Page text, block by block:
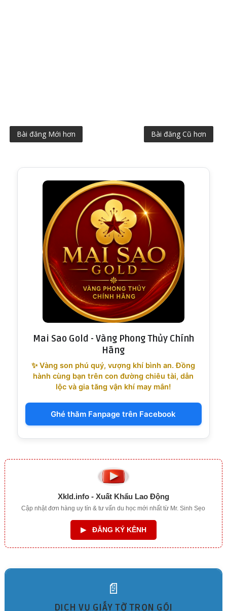
Bài đăng Mới hơn Bài đăng Cũ hơn
Mai Sao Gold - Vàng Phong Thủy Chính
Hãng
✨ Vàng son phú quý, vượng khí bình an. Đồng
hành cùng bạn trên con đường chiêu tài, dẫn
lộc và gia tăng vận khí may mắn!
Ghé thăm Fanpage trên Facebook
Xkld.info - Xuất Khẩu Lao Động
Cập nhật đơn hàng uy tín & tư vấn du học mới nhất từ Mr. Sinh Sẹo
▶ ĐĂNG KÝ KÊNH
📄
DỊCH VỤ GIẤY TỜ TRỌN GÓI